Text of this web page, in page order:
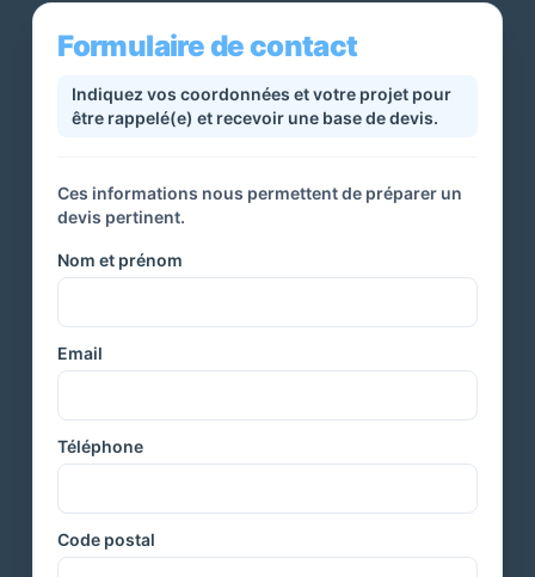
Formulaire de contact
Indiquez vos coordonnées et votre projet pour
être rappelé(e) et recevoir une base de devis.
Ces informations nous permettent de préparer un
devis pertinent.
Nom et prénom
Email
Téléphone
Code postal